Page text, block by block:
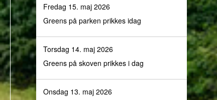
Fredag 15. maj 2026
Greens på parken prikkes idag
Torsdag 14. maj 2026
Greens på skoven prikkes i dag
Onsdag 13. maj 2026